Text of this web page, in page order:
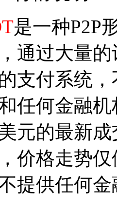
是一种P2P
通过大量
支付系统
任何金融
元的最新
价格走势
提供任何